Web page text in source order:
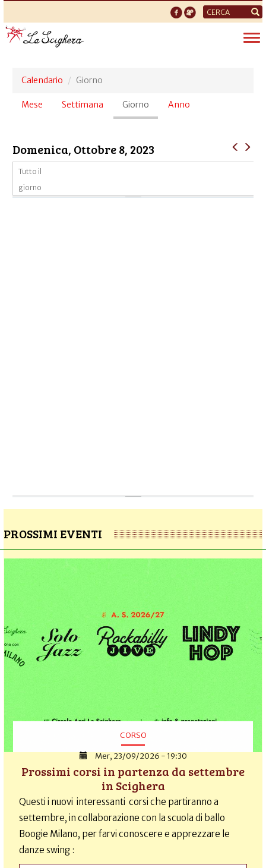
Form
di
ricerca
Calendario Giorno
Schede
Mese Settimana Giorno (scheda
attiva)
Anno
Domenica, Ottobre 8, 2023
Tutto il
giorno
PROSSIMI EVENTI
CORSO
Mer, 23/09/2026 - 19:30
Prossimi corsi in partenza da settembre
in Scighera
Questi i nuovi interessanti corsi che partiranno a
settembre, in collaborazione con la scuola di ballo
Boogie Milano, per farvi conoscere e apprezzare le
danze swing :